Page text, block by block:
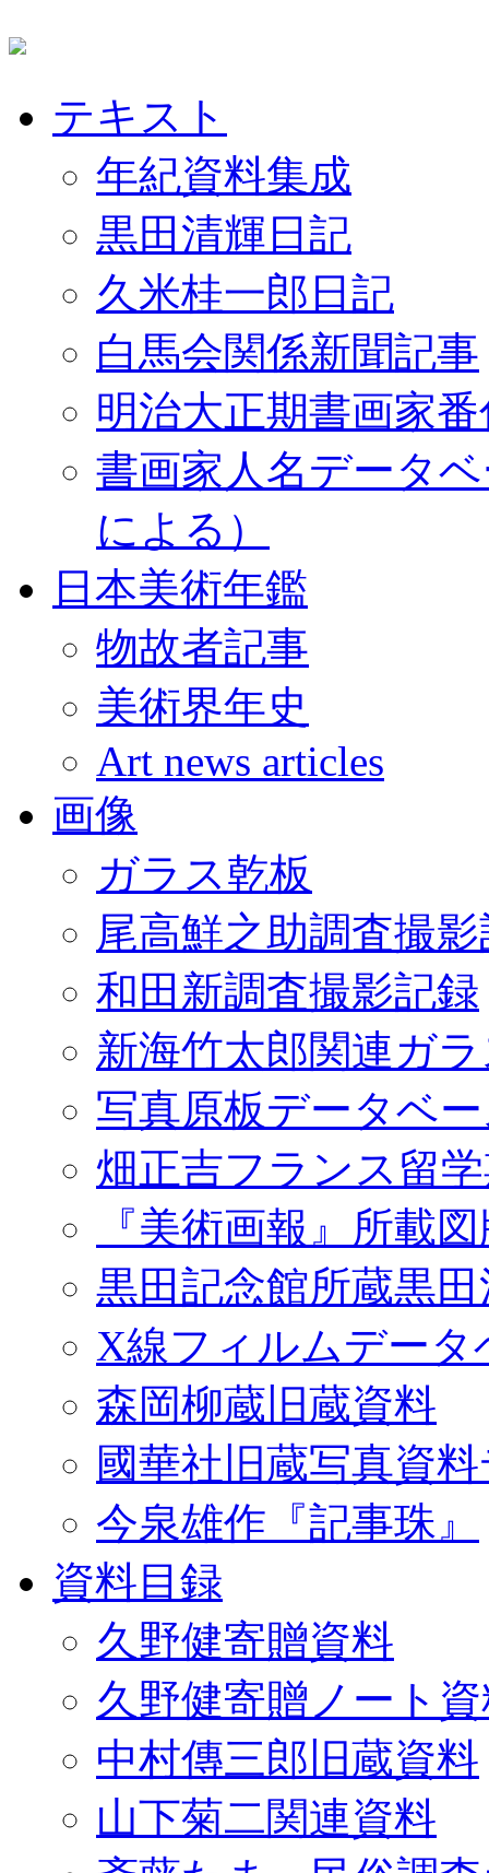
テキスト
年紀資料集成
黒田清輝日記
久米桂一郎日記
白馬会関係新聞記事
明治大正期書画家
書画家人名データ
による）
日本美術年鑑
物故者記事
美術界年史
Art news articles
画像
ガラス乾板
尾高鮮之助調査撮
和田新調査撮影記録
新海竹太郎関連ガ
写真原板データベ
畑正吉フランス留
『美術画報』所載
黒田記念館所蔵黒
X線フィルムデータ
森岡柳蔵旧蔵資料
國華社旧蔵写真資
今泉雄作『記事珠』
資料目録
久野健寄贈資料
久野健寄贈ノート
中村傳三郎旧蔵資料
山下菊二関連資料